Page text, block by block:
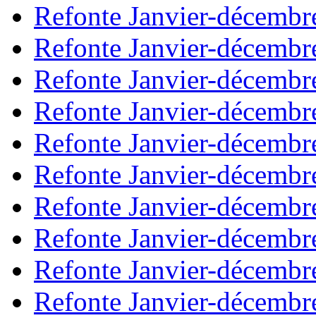
Refonte Janvier-
Refonte Janvier-
Refonte Janvier-
Refonte Janvier-
Refonte Janvier-
Refonte Janvier-
Refonte Janvier-
Refonte Janvier-
Refonte Janvier-
Refonte Janvier-